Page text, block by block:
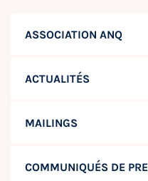
ASSOCIATION ANQ
ACTUALITÉS
MAILINGS
COMMUNIQUÉS DE